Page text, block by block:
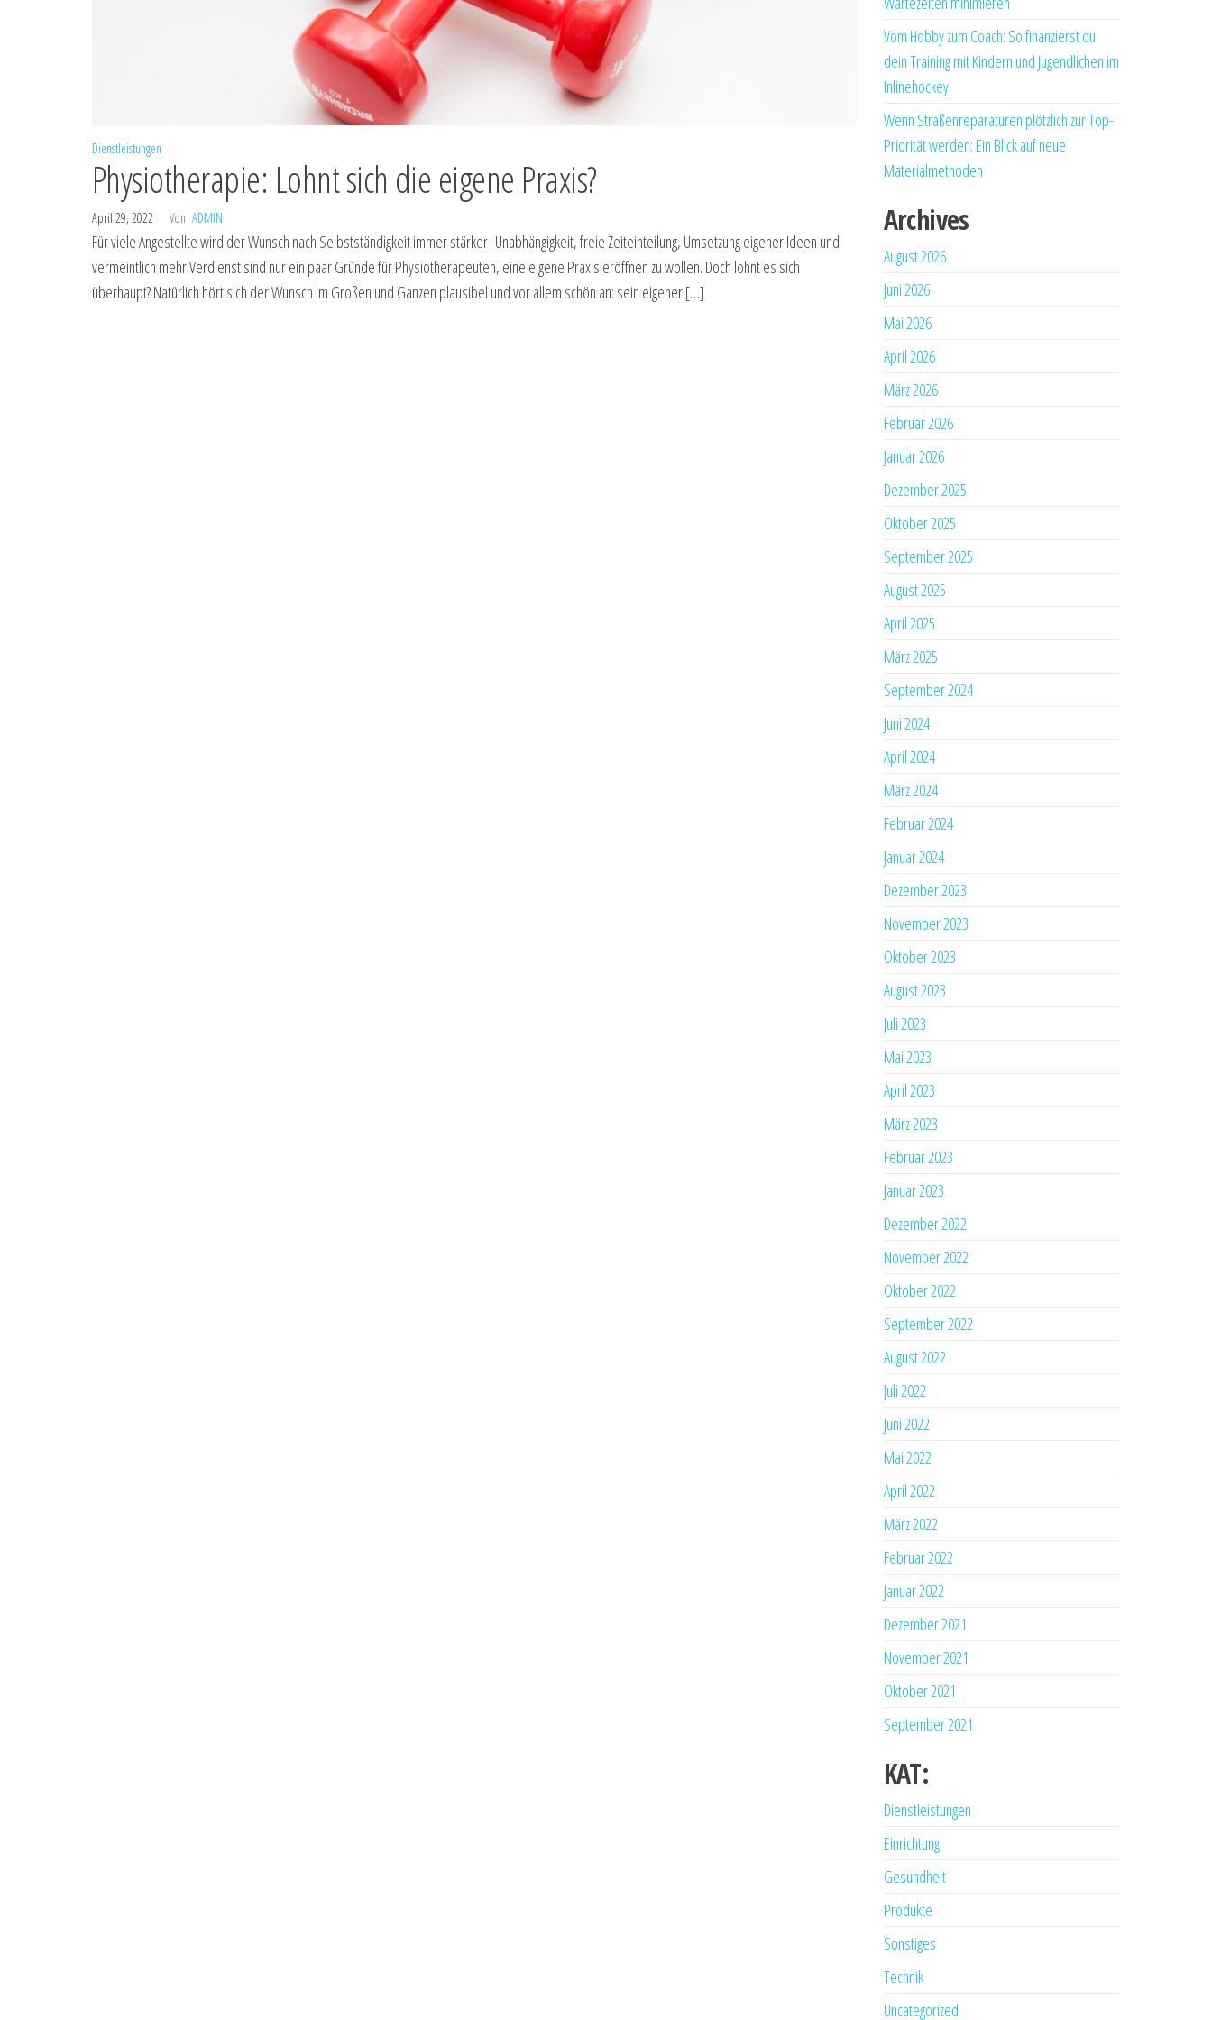
Dienstleistungen
Physiotherapie: Lohnt sich die eigene Praxis?
April 29, 2022 Von ADMIN
Für viele Angestellte wird der Wunsch nach Selbstständigkeit immer stärker- Unabhängigkeit, freie Zeiteinteilung, Umsetzung eigener Ideen und
vermeintlich mehr Verdienst sind nur ein paar Gründe für Physiotherapeuten, eine eigene Praxis eröffnen zu wollen. Doch lohnt es sich
überhaupt? Natürlich hört sich der Wunsch im Großen und Ganzen plausibel und vor allem schön an: sein eigener […]
Vom Hobby zum Coach: So finanzierst du
dein Training mit Kindern und Jugendlichen im
Inlinehockey
Wenn Straßenreparaturen plötzlich zur Top-
Priorität werden: Ein Blick auf neue
Materialmethoden
Archives
August 2026
Juni 2026
Mai 2026
April 2026
März 2026
Februar 2026
Januar 2026
Dezember 2025
Oktober 2025
September 2025
August 2025
April 2025
März 2025
September 2024
Juni 2024
April 2024
März 2024
Februar 2024
Januar 2024
Dezember 2023
November 2023
Oktober 2023
August 2023
Juli 2023
Mai 2023
April 2023
März 2023
Februar 2023
Januar 2023
Dezember 2022
November 2022
Oktober 2022
September 2022
August 2022
Juli 2022
Juni 2022
Mai 2022
April 2022
März 2022
Februar 2022
Januar 2022
Dezember 2021
November 2021
Oktober 2021
September 2021
KAT:
Dienstleistungen
Einrichtung
Gesundheit
Produkte
Sonstiges
Technik
Uncategorized